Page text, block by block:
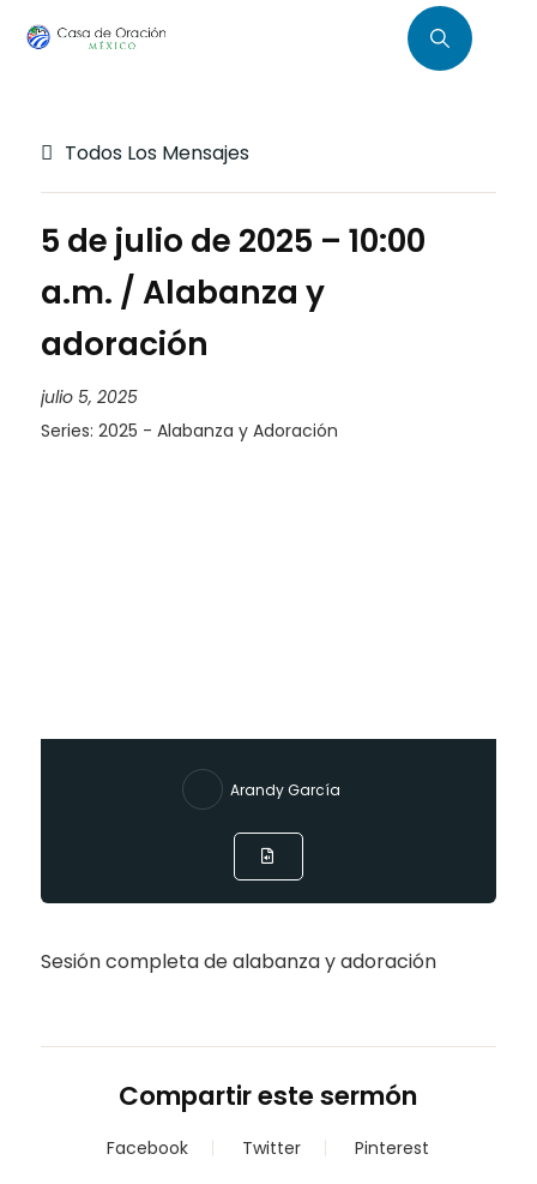
Todos Los Mensajes
5 de julio de 2025 – 10:00
a.m. / Alabanza y
adoración
julio 5, 2025
Series: 2025 - Alabanza y Adoración
Arandy García
Sesión completa de alabanza y adoración
Compartir este sermón
Facebook Twitter Pinterest